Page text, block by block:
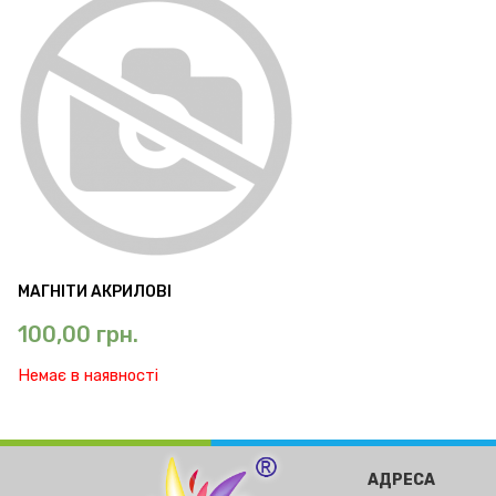
МАГНІТИ АКРИЛОВІ
100,00 грн.
Немає в наявності
АДРЕСА